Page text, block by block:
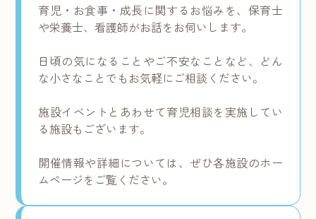
育児・お食事・成長に関するお悩みを、保育士
や栄養士、看護師がお話をお伺いします。
日頃の気になることやご不安なことなど、どん
な小さなことでもお気軽にご相談ください。
施設イベントとあわせて育児相談を実施してい
る施設もございます。
開催情報や詳細については、ぜひ各施設のホー
ムページをご覧ください。